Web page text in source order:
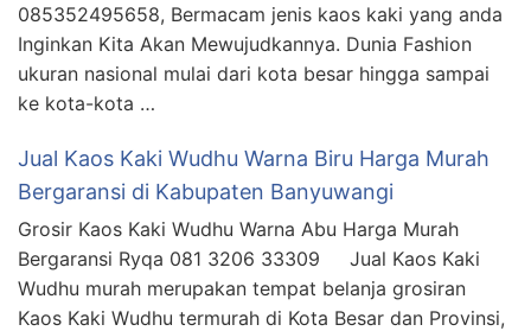
085352495658, Bermacam jenis kaos kaki yang anda
Inginkan Kita Akan Mewujudkannya. Dunia Fashion
ukuran nasional mulai dari kota besar hingga sampai
ke kota-kota …
Jual Kaos Kaki Wudhu Warna Biru Harga Murah
Bergaransi di Kabupaten Banyuwangi
Grosir Kaos Kaki Wudhu Warna Abu Harga Murah
Bergaransi Ryqa 081 3206 33309 Jual Kaos Kaki
Wudhu murah merupakan tempat belanja grosiran
Kaos Kaki Wudhu termurah di Kota Besar dan Provinsi,